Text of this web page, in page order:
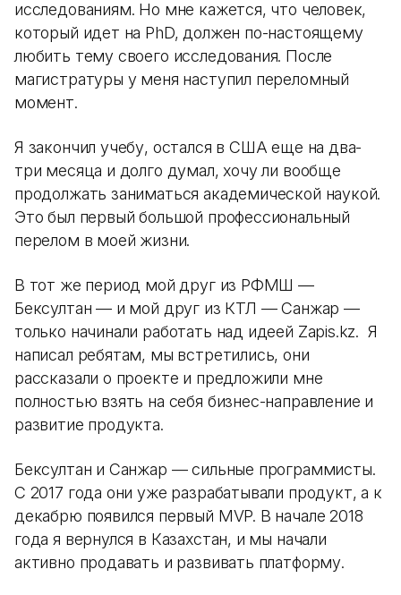
исследованиям. Но мне кажется, что человек,
который идет на PhD, должен по-настоящему
любить тему своего исследования. После
магистратуры у меня наступил переломный
момент.
Я закончил учебу, остался в США еще на два-
три месяца и долго думал, хочу ли вообще
продолжать заниматься академической наукой.
Это был первый большой профессиональный
перелом в моей жизни.
В тот же период мой друг из РФМШ —
Бексултан — и мой друг из КТЛ — Санжар —
только начинали работать над идеей Zapis.kz. Я
написал ребятам, мы встретились, они
рассказали о проекте и предложили мне
полностью взять на себя бизнес-направление и
развитие продукта.
Бексултан и Санжар — сильные программисты.
С 2017 года они уже разрабатывали продукт, а к
декабрю появился первый MVP. В начале 2018
года я вернулся в Казахстан, и мы начали
активно продавать и развивать платформу.